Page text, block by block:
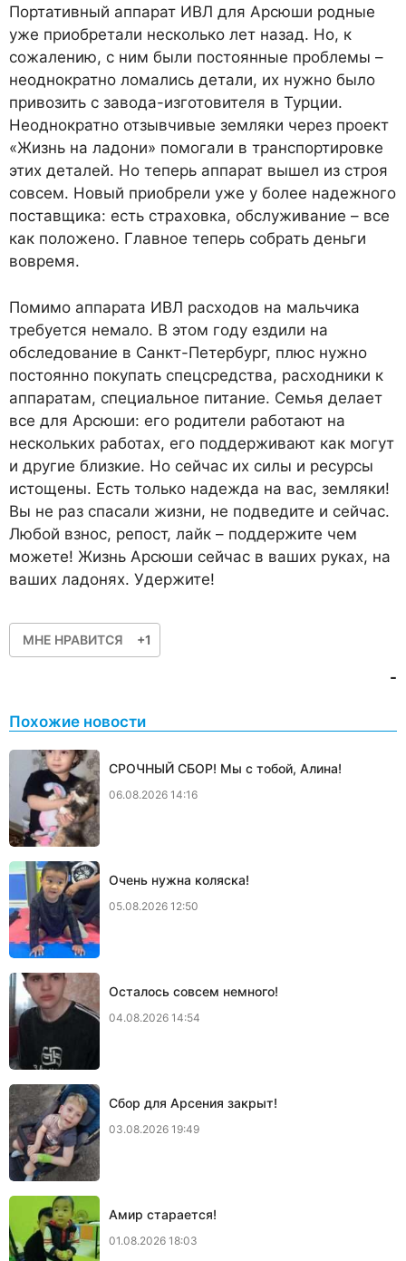
Портативный аппарат ИВЛ для Арсюши родные
уже приобретали несколько лет назад. Но, к
сожалению, с ним были постоянные проблемы –
неоднократно ломались детали, их нужно было
привозить с завода-изготовителя в Турции.
Неоднократно отзывчивые земляки через проект
«Жизнь на ладони» помогали в транспортировке
этих деталей. Но теперь аппарат вышел из строя
совсем. Новый приобрели уже у более надежного
поставщика: есть страховка, обслуживание – все
как положено. Главное теперь собрать деньги
вовремя.
Помимо аппарата ИВЛ расходов на мальчика
требуется немало. В этом году ездили на
обследование в Санкт-Петербург, плюс нужно
постоянно покупать спецсредства, расходники к
аппаратам, специальное питание. Семья делает
все для Арсюши: его родители работают на
нескольких работах, его поддерживают как могут
и другие близкие. Но сейчас их силы и ресурсы
истощены. Есть только надежда на вас, земляки!
Вы не раз спасали жизни, не подведите и сейчас.
Любой взнос, репост, лайк – поддержите чем
можете! Жизнь Арсюши сейчас в ваших руках, на
ваших ладонях. Удержите!
МНЕ НРАВИТСЯ +1
-
Похожие новости
СРОЧНЫЙ СБОР! Мы с тобой, Алина!
06.08.2026 14:16
Очень нужна коляска!
05.08.2026 12:50
Осталось совсем немного!
04.08.2026 14:54
Сбор для Арсения закрыт!
03.08.2026 19:49
Амир старается!
01.08.2026 18:03